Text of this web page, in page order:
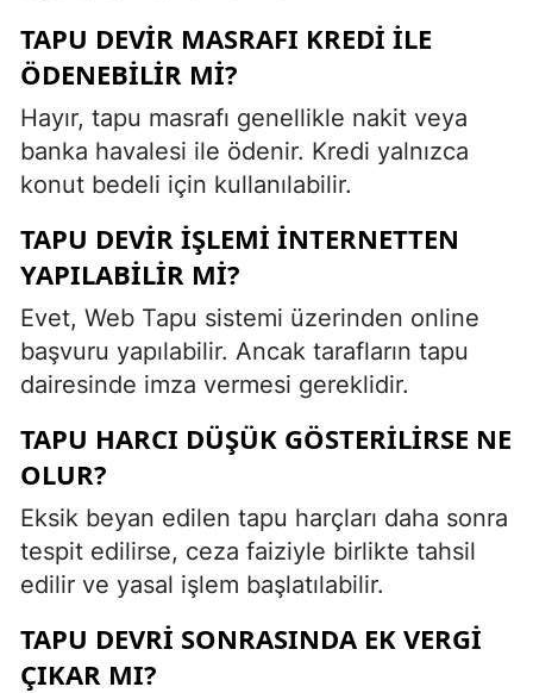
TAPU DEVIR MASRAFI KREDI ILE
ÖDENEBILIR MI?
Hayır, tapu masrafı genellikle nakit veya
banka havalesi ile ödenir. Kredi yalnızca
konut bedeli için kullanılabilir.
TAPU DEVIR IŞLEMI INTERNETTEN
YAPILABILIR MI?
Evet, Web Tapu sistemi üzerinden online
başvuru yapılabilir. Ancak tarafların tapu
dairesinde imza vermesi gereklidir.
TAPU HARCI DÜŞÜK GÖSTERILIRSE NE
OLUR?
Eksik beyan edilen tapu harçları daha sonra
tespit edilirse, ceza faiziyle birlikte tahsil
edilir ve yasal işlem başlatılabilir.
TAPU DEVRI SONRASINDA EK VERGI
ÇIKAR MI?